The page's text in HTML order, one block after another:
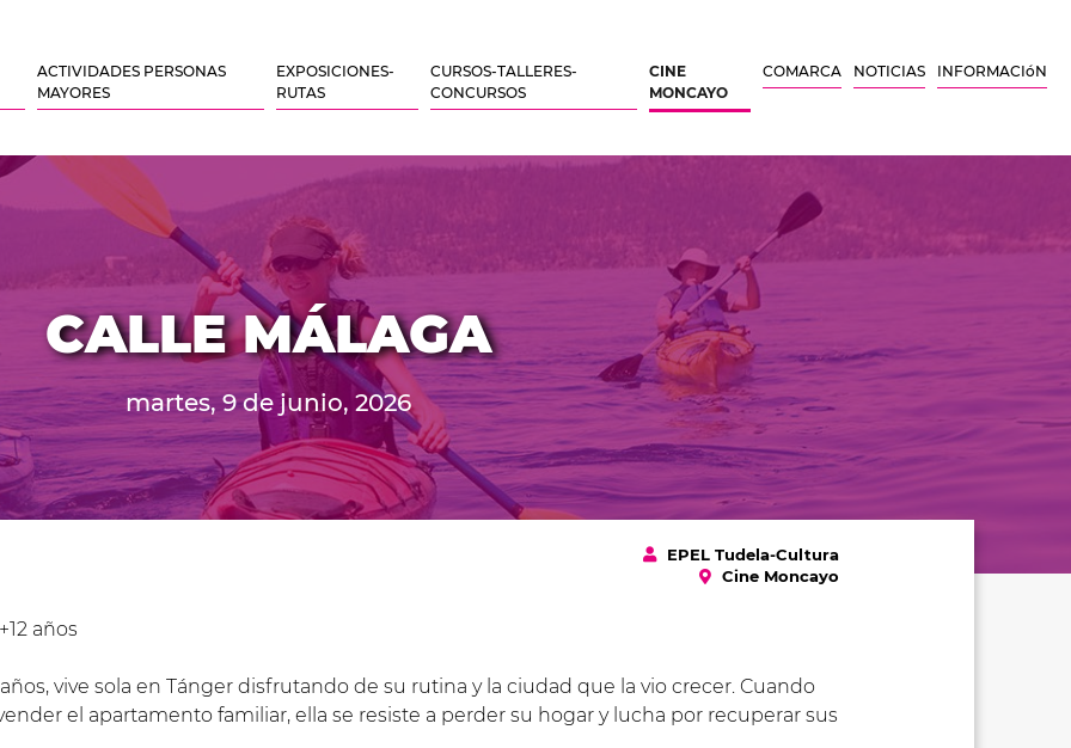
ACTIVIDADES PERSONAS
MAYORES
EXPOSICIONES-
RUTAS
CURSOS-TALLERES-
CONCURSOS
CINE
MONCAYO
COMARCA NOTICIAS INFORMACIóN
CALLE MÁLAGA
martes, 9 de junio, 2026
EPEL Tudela-Cultura
Cine Moncayo
años
vive sola en Tánger disfrutando de su rutina y la ciudad que la vio crecer. Cuando
el apartamento familiar, ella se resiste a perder su hogar y lucha por recuperar sus